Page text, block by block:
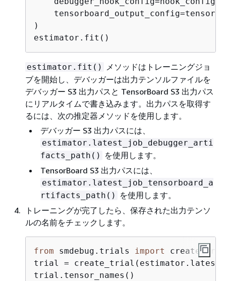
)
estimator.fit()
estimator.fit()
メソッドはトレーニングジョ
ブを開始し、デバッガーは出力テンソルファイルを
デバッガー S3 出力パスと TensorBoard S3 出力パス
にリアルタイムで書き込みます。出力パスを取得す
るには、次の推定器メソッドを使用します。
デバッガー S3 出力パスには、
estimator.latest_job_debugger_arti
facts_path()
を使用します。
TensorBoard S3 出力パスには、
estimator.latest_job_tensorboard_a
rtifacts_path()
を使用します。
トレーニングが完了したら、保存された出力テンソ
ルの名前をチェックします。
from smdebug.trials import
trial =
trial.tensor_names()